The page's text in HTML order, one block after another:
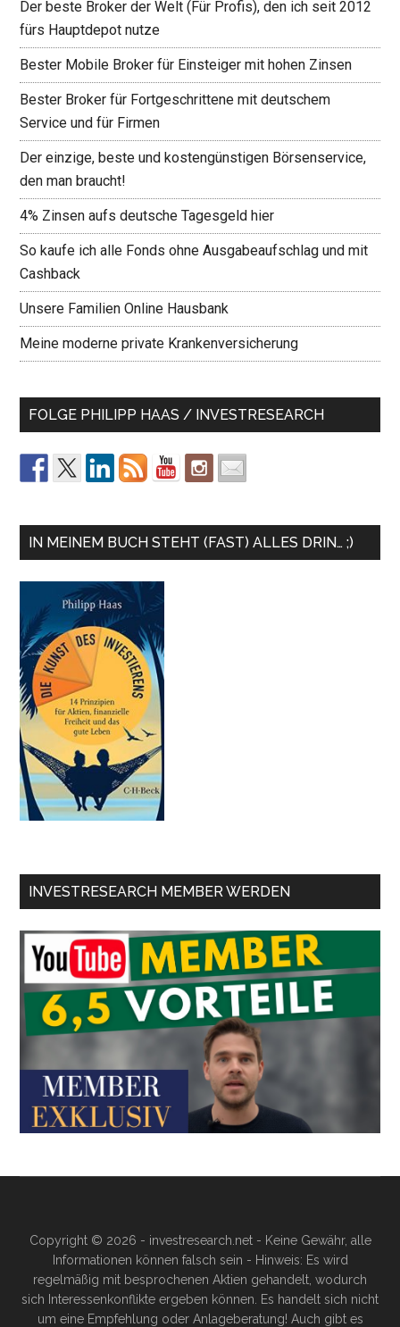
Der beste Broker der Welt (Für Profis), den ich seit 2012
fürs Hauptdepot nutze
Bester Mobile Broker für Einsteiger mit hohen Zinsen
Bester Broker für Fortgeschrittene mit deutschem
Service und für Firmen
Der einzige, beste und kostengünstigen Börsenservice,
den man braucht!
4% Zinsen aufs deutsche Tagesgeld hier
So kaufe ich alle Fonds ohne Ausgabeaufschlag und mit
Cashback
Unsere Familien Online Hausbank
Meine moderne private Krankenversicherung
FOLGE PHILIPP HAAS / INVESTRESEARCH
IN MEINEM BUCH STEHT (FAST) ALLES DRIN… ;)
INVESTRESEARCH MEMBER WERDEN
Copyright © 2026 - investresearch.net - Keine Gewähr, alle
Informationen können falsch sein - Hinweis: Es wird
regelmäßig mit besprochenen Aktien gehandelt, wodurch
sich Interessenkonflikte ergeben können. Es handelt sich nicht
um eine Empfehlung oder Anlageberatung! Auch gibt es